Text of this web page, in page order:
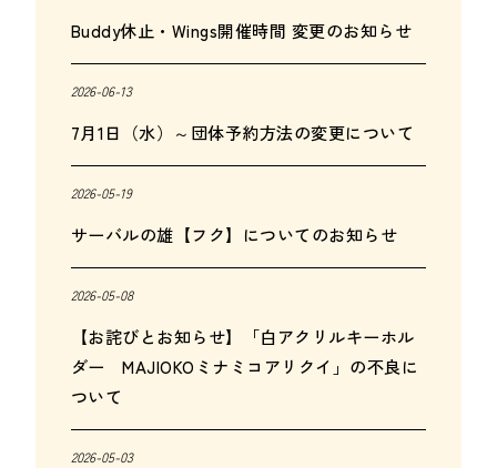
Buddy休止・Wings開催時間 変更のお知らせ
2026-06-13
7月1日（水）～団体予約方法の変更について
2026-05-19
サーバルの雄【フク】についてのお知らせ
2026-05-08
【お詫びとお知らせ】「白アクリルキーホル
ダー MAJIOKOミナミコアリクイ」の不良に
ついて
2026-05-03